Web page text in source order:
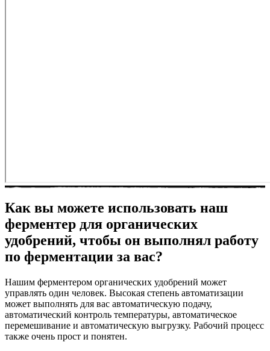
Как вы можете использовать наш
ферментер для органических
удобрений, чтобы он выполнял работу
по ферментации за вас?
Нашим ферментером органических удобрений может
управлять один человек. Высокая степень автоматизации
может выполнять для вас автоматическую подачу,
автоматический контроль температуры, автоматическое
перемешивание и автоматическую выгрузку. Рабочий процесс
также очень прост и понятен.